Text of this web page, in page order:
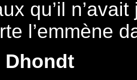
qu’il
l’emmène
Dhondt